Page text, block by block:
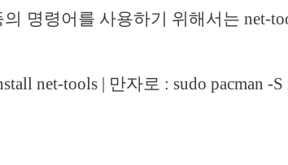
명령어를 사용하기 위해서는 net-
net-tools | 만자로 : sudo pacman -S